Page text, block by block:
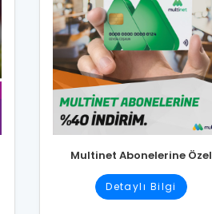
Multinet Abonelerine Özel
Detaylı Bilgi